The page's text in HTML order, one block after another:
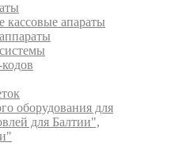
кассовые апараты
оборудования для
для Балтии",